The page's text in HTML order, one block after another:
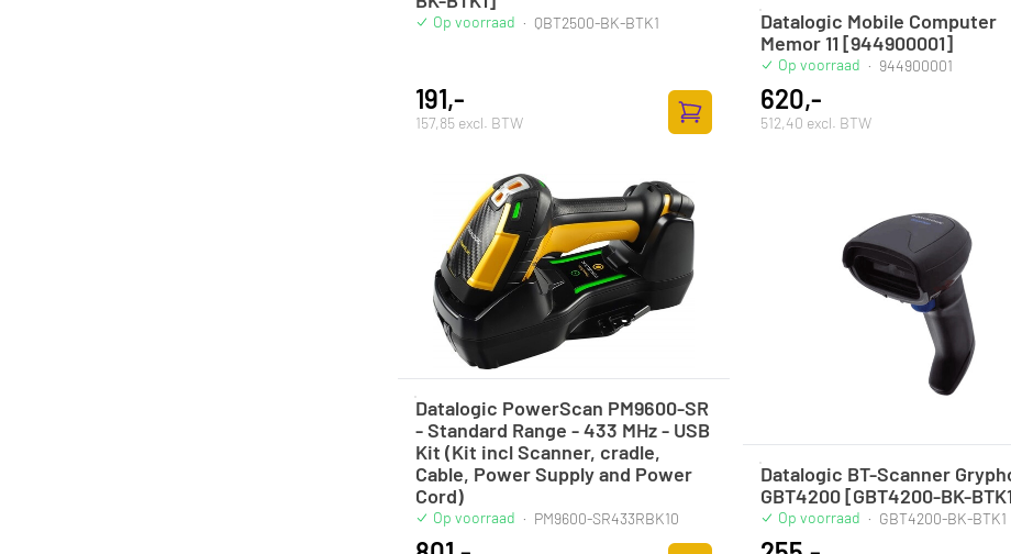
Op voorraad · QBT2500-BK-BTK1
191,-
157,85 excl. BTW
Zum Warenkorb hinzufügen
Datalogic Mobile Computer
Memor 11 [944900001]
Op voorraad · 944900001
620,-
512,40 excl. BTW
Datalogic PowerScan PM9600-SR
- Standard Range - 433 MHz - USB
Kit (Kit incl Scanner, cradle,
Cable, Power Supply and Power
Cord)
Op voorraad · PM9600-SR433RBK10
Datalogic BT-Scanner
GBT4200 [GBT4200-BK-
Op voorraad · GBT4200-BK-BTK1